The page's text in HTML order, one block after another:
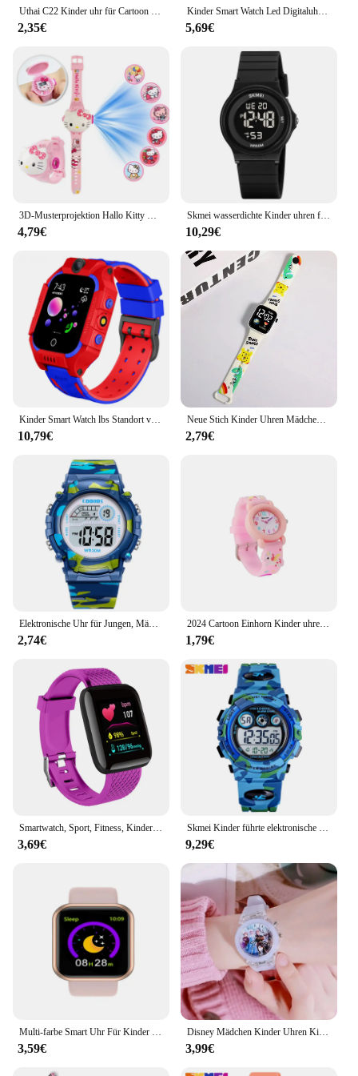
Uthai C22 Kinder uhr für Cartoon Einhorn Uhren leuchten in der Nacht Quarz Digitaluhr Silikon band süße Mädchen Grundschule
2,35€
Kinder Smart Watch Led Digitaluhr Wasserdichte Smartwatch Kinder Sport Herzfrequenzmesser Fitness Tracker Uhr Junge und Mädchen
5,69€
3D-Musterprojektion Hallo Kitty Mädchen Uhren Kinder neue Cartoon Kuromi LED Uhr Kinder Spielzeug Armband Uhr Geschenk
4,79€
Skmei wasserdichte Kinder uhren für Jungen Mädchen leuchtende Studenten digitale elektronische Armbanduhren Wecker Sport Kinder uhr
10,29€
10,79€
Neue Stich Kinder Uhren Mädchen reloj inteli gente para niños niña reloj Hallo Kitty Digitaluhr Frauen relógio infantil
2,79€
2,74€
2024 Cartoon Einhorn Kinder uhren neue süße Mädchen elektronische Uhr Student Quarzuhr Award Geschenk Uhr für Kinder relojes
1,79€
3,69€ 9,29€
3,59€
Disney Mädchen Kinder Uhren Kinder Uhr Gefrorene Prinzessin Aisha Sophia Leuchtende Student Bunte LED Licht Frauen Dame Uhr
3,99€